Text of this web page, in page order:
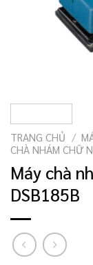
TRANG CHỦ /
CHÀ NHÁM CHỮ
Máy chà
DSB185B